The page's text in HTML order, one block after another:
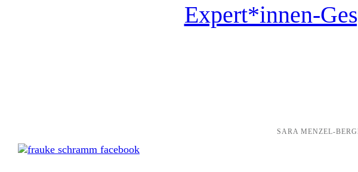
Expert*innen-
SARA MENZEL-